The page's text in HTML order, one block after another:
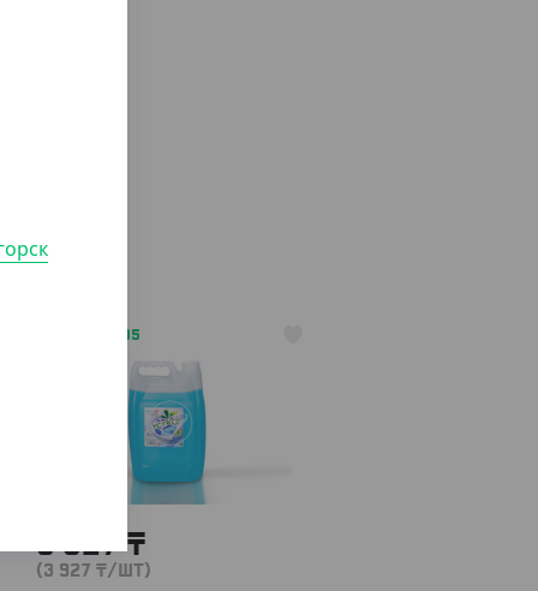
АРТ. 4103305
3 927₸
(3 927 ₸/ШТ)